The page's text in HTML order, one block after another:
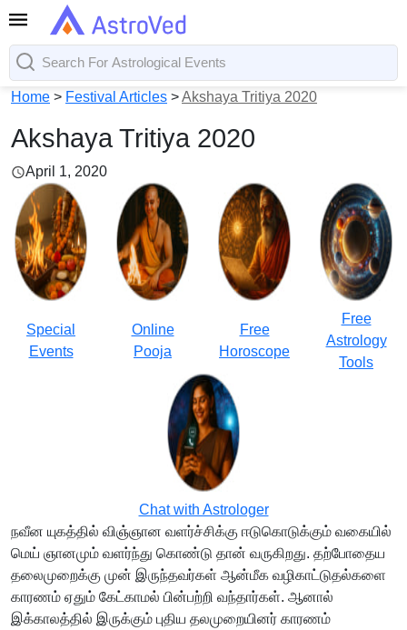
Home > Festival Articles >Akshaya Tritiya 2020
Akshaya Tritiya 2020
April 1, 2020
Special
Events
Online
Pooja
Free
Horoscope
Free
Astrology
Tools
Chat with Astrologer
நவீன யுகத்தில் விஞ்ஞான வளர்ச்சிக்கு ஈடுகொடுக்கும் வகையில்
மெய் ஞானமும் வளர்ந்து கொண்டு தான் வருகிறது. தற்போதைய
தலைமுறைக்கு முன் இருந்தவர்கள் ஆன்மீக வழிகாட்டுதல்களை
காரணம் ஏதும் கேட்காமல் பின்பற்றி வந்தார்கள். ஆனால்
இக்காலத்தில் இருக்கும் புதிய தலமுறையினர் காரணம்